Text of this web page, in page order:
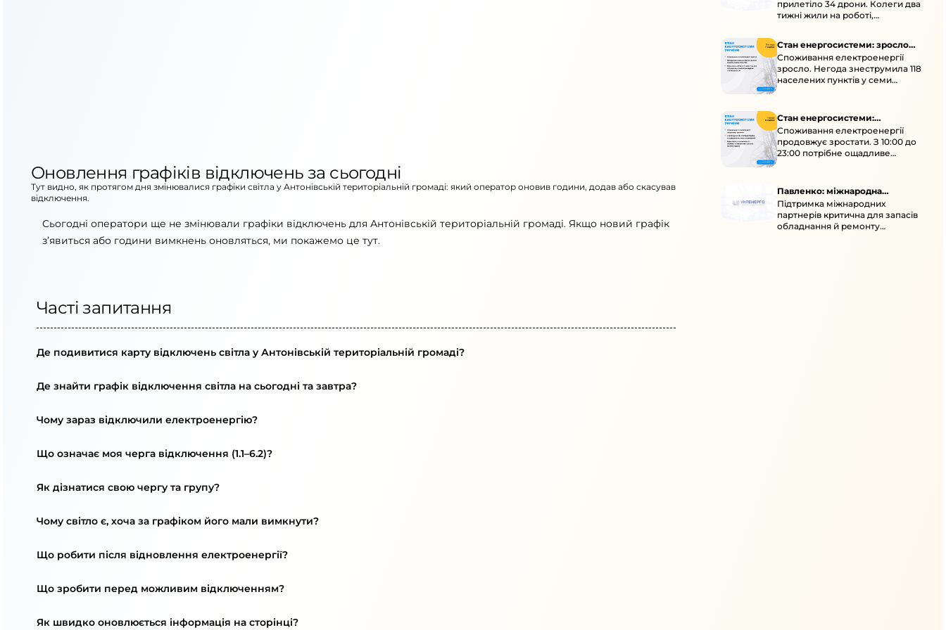
Оновлення графіків відключень за сьогодні
Тут видно, як протягом дня змінювалися графіки світла у Антонівській територіальній громаді: який оператор оновив години, додав або скасував
відключення.
Сьогодні оператори ще не змінювали графіки відключень для Антонівській територіальній громаді. Якщо новий графік
з’явиться або години вимкнень оновляться, ми покажемо це тут.
Часті запитання
Де подивитися карту відключень світла у Антонівській територіальній громаді?
Де знайти графік відключення світла на сьогодні та завтра?
Чому зараз відключили електроенергію?
Що означає моя черга відключення (1.1–6.2)?
Як дізнатися свою чергу та групу?
Чому світло є, хоча за графіком його мали вимкнути?
Що робити після відновлення електроенергії?
Що зробити перед можливим відключенням?
Як швидко оновлюється інформація на сторінці?
прилетіло 34 дрони. Колеги два
тижні жили на роботі,
Стан енергосистеми: зросло
споживання через негоду
Споживання електроенергії
зросло. Негода знеструмила 118
населених пунктів у семи
областях. Обмежте
електроприладами 10:00–23:00.
Стан енергосистеми:
споживання зростає
Споживання електроенергії
продовжує зростати. З 10:00 до
23:00 потрібне ощадливе
енергоспоживання, а
перенести на нічні години.
Павленко: міжнародна
підтримка для стійкості
енергосистеми
Підтримка міжнародних
партнерів критична для запасів
обладнання й ремонту